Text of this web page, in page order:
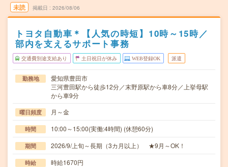
未読 掲載日 2026/08/06
トヨタ自動車＊【人気の時短】10時～15時／
部内を支えるサポート事務
交通費別途支給あり 土日祝日が休み WEB登録OK 派遣
勤務地
愛知県豊田市
三河豊田駅から徒歩12分／末野原駅から車8分／上挙母駅
から車9分
曜日頻度 月～金
時間 10:00～15:00(実働:4時間) (休憩60分)
期間 2026/9/上旬～長期（3カ月以上） ★9月～OK！
時給 時給1670円